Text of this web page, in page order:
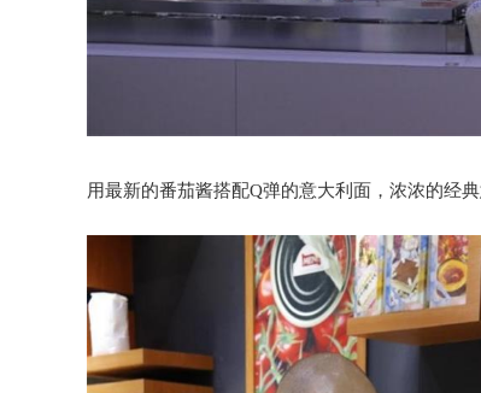
用最新的番茄酱搭配Q弹的意大利面，浓浓的经